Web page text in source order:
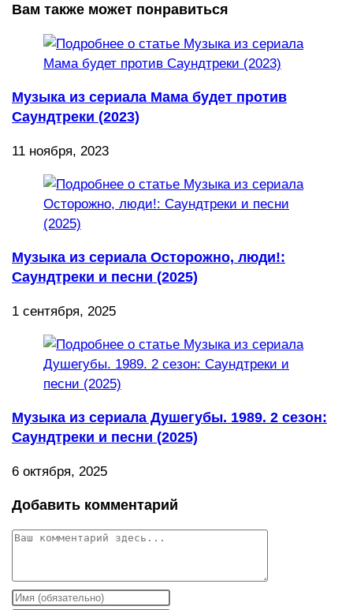
Вам также может понравиться
Музыка из сериала Мама будет против
Саундтреки (2023)
11 ноября, 2023
Музыка из сериала Осторожно, люди!:
Саундтреки и песни (2025)
1 сентября, 2025
Музыка из сериала Душегубы. 1989. 2 сезон:
Саундтреки и песни (2025)
6 октября, 2025
Добавить комментарий
Комментарий
Введите